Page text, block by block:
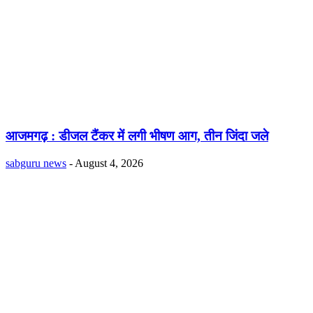
आजमगढ़ : डीजल टैंकर में लगी भीषण आग, तीन जिंदा जले
sabguru news - August 4, 2026